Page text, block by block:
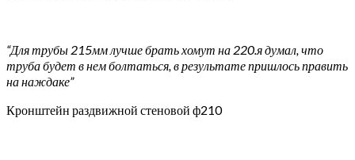
“Для трубы 215мм лучше брать хомут на 220.я думал, что
труба будет в нем болтаться, в результате пришлось править
на наждаке”
Кронштейн раздвижной стеновой ф210